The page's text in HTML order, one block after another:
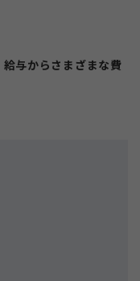
与からさまざまな費